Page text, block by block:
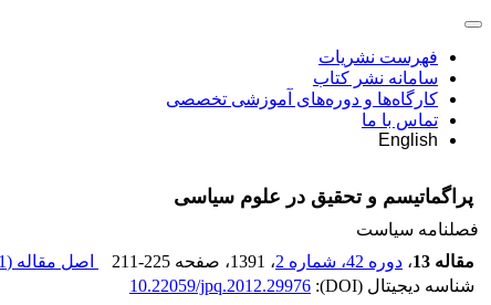
فهرست نشریات
سامانه نشر کتاب
کارگاه‌ها و دوره‌های آموزشی تخصصی
تماس با ما
English
پراگماتیسم و تحقیق در علوم سیاسی
فصلنامه سیاست
مقاله 13
، دوره 42، شماره 2 ، 1391 ، صفحه 211-225 اصل مقاله (
شناسه دیجیتال (DOI):
10.22059/jpq.2012.29976